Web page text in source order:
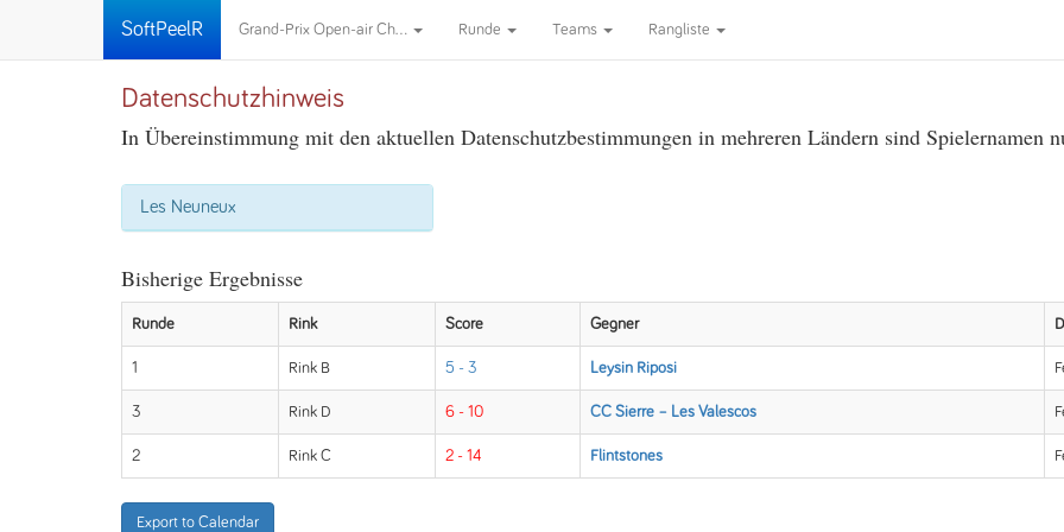
SoftPeelR Grand-Prix Open-air Ch... Runde Teams Rangliste
Datenschutzhinweis
In Übereinstimmung mit den aktuellen Datenschutzbestimmungen in mehreren Ländern sind Spielernamen
Les Neuneux
Bisherige Ergebnisse
Runde Rink Score Gegner
1 Rink B 5 - 3 Leysin Riposi
3 Rink D 6 - 10 CC Sierre – Les Valescos
2 Rink C 2 - 14 Flintstones
Export to Calendar